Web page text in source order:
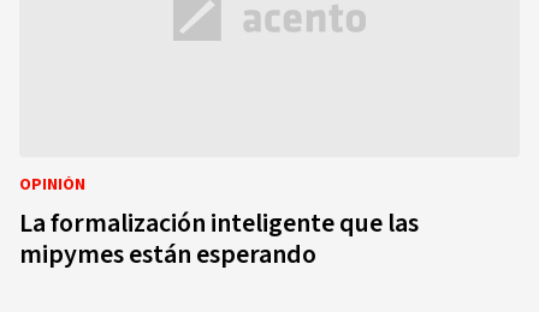
OPINIÓN
La formalización inteligente que las
mipymes están esperando